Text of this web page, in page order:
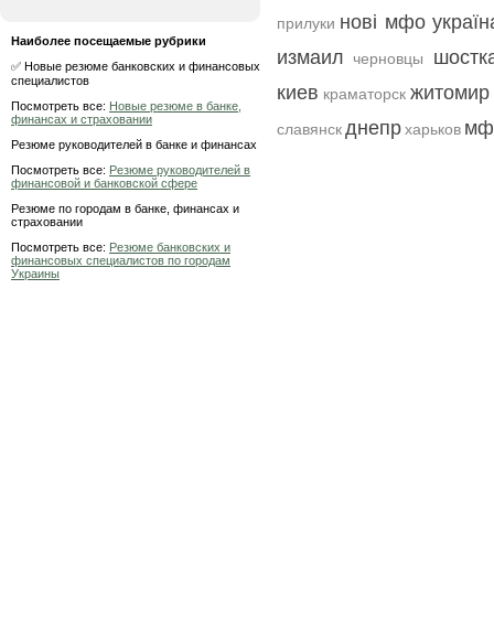
Наиболее посещаемые рубрики
✅ Новые резюме банковских и финансовых
специалистов
Посмотреть все: Новые резюме в банке,
финансах и страховании
Резюме руководителей в банке и финансах
Посмотреть все: Резюме руководителей в
финансовой и банковской сфере
Резюме по городам в банке, финансах и
страховании
Посмотреть все: Резюме банковских и
финансовых специалистов по городам
Украины
прилуки нові мфо
измаил
черновцы
киев краматорск житомир
славянскднепрхарьков